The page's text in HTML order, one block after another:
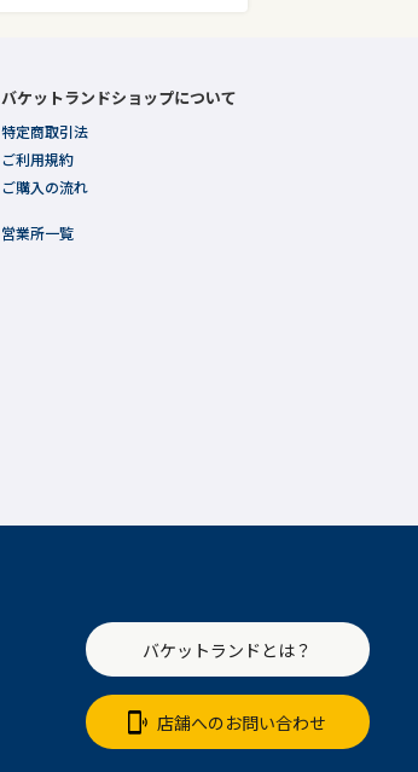
バケットランドショップについて
特定商取引法
ご利用規約
ご購入の流れ
営業所一覧
バケットランドとは？
店舗へのお問い合わせ